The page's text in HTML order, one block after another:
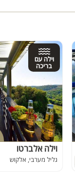
וילה עם
בריכה
וילה אלברטו
גליל מערבי, אלקוש